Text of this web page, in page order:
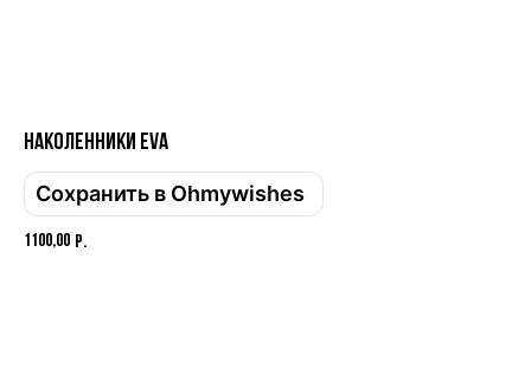
Телефон
Наколенники EVA
Сохранить в Ohmywishes
1100,00 р.